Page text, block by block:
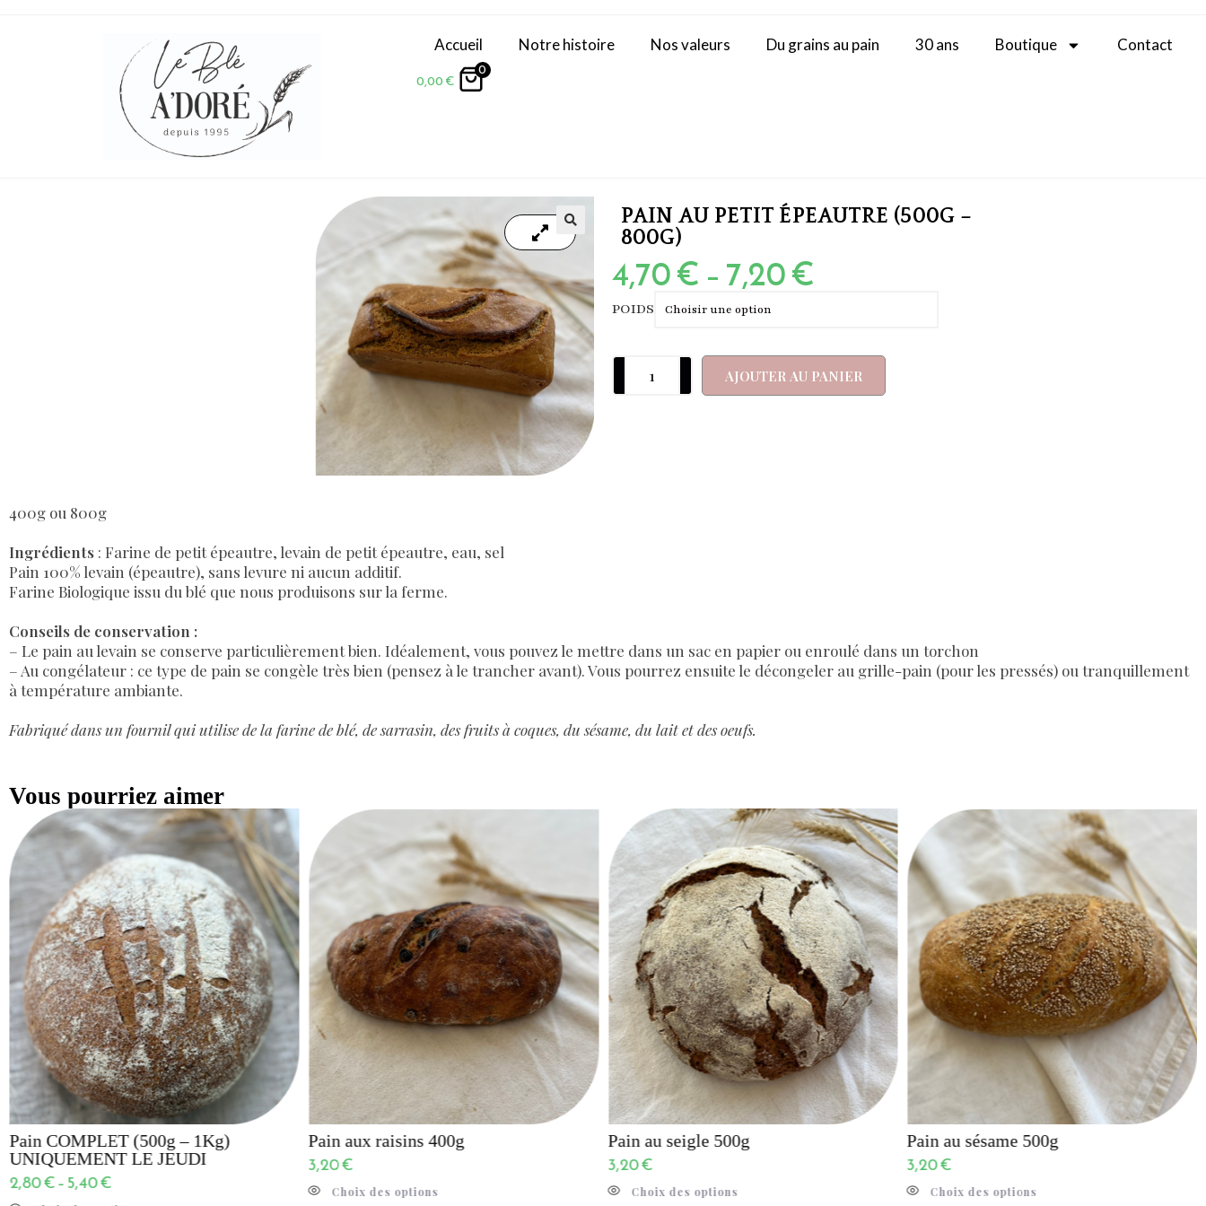
Accueil Notre histoire Nos valeurs Du grains au pain 30 ans Boutique
Contact
0,00€
0
PAIN AU PETIT ÉPEAUTRE (500G –
800G)
4,70€ –7,20€
POIDS
AJOUTER AU PANIER
400g ou 800g
Ingrédients : Farine de petit épeautre, levain de petit épeautre, eau, sel
Pain 100% levain (épeautre), sans levure ni aucun additif.
Farine Biologique issu du blé que nous produisons sur la ferme.
Conseils de conservation :
– Le pain au levain se conserve particulièrement bien. Idéalement, vous pouvez le mettre dans un sac en papier ou enroulé dans un torchon
– Au congélateur : ce type de pain se congèle très bien (pensez à le trancher avant). Vous pourrez ensuite le décongeler au grille-pain (pour les pressés) ou tranquillement
à température ambiante.
Fabriqué dans un fournil qui utilise de la farine de blé, de sarrasin, des fruits à coques, du sésame, du lait et des oeufs.
Vous pourriez aimer
Pain COMPLET (500g – 1Kg)
UNIQUEMENT LE JEUDI
2,80€–5,40€
Pain aux raisins 400g
3,20€
Choix des options
Pain au seigle 500g
3,20€
Choix des options
Pain au sésame 500g
3,20€
Choix des options